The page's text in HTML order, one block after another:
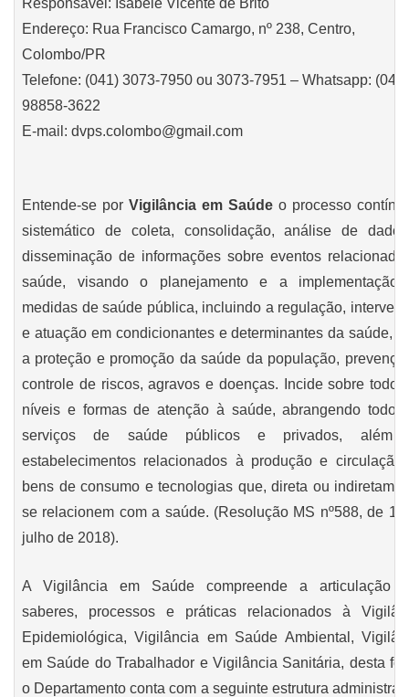
Responsável: Isabele Vicente de Brito
Endereço: Rua Francisco Camargo, nº 238, Centro,
Colombo/PR
Telefone: (041) 3073-7950 ou 3073-7951 – Whatsapp: (041)
98858-3622
E-mail: dvps.colombo@gmail.com
Entende-se por Vigilância em Saúde o processo
sistemático de coleta, consolidação, análise de
disseminação de informações sobre eventos
saúde, visando o planejamento e a implementação
medidas de saúde pública, incluindo a regulação,
e atuação em condicionantes e determinantes da saúde,
a proteção e promoção da saúde da população,
controle de riscos, agravos e doenças. Incide sobre todos
níveis e formas de atenção à saúde, abrangendo todos
serviços de saúde públicos e privados, além
estabelecimentos relacionados à produção e circulação
bens de consumo e tecnologias que, direta ou
se relacionem com a saúde. (Resolução MS nº588, de 12
julho de 2018).
A Vigilância em Saúde compreende a articulação
saberes, processos e práticas relacionados à
Epidemiológica, Vigilância em Saúde Ambiental,
em Saúde do Trabalhador e Vigilância Sanitária, desta
o Departamento conta com a seguinte estrutura